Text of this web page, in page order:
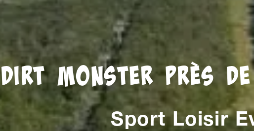
Dirt monster près
Sport Loisir